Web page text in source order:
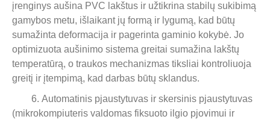
įrenginys aušina PVC lakštus ir užtikrina stabilų sukibimą
gamybos metu, išlaikant jų formą ir lygumą, kad būtų
sumažinta deformacija ir pagerinta gaminio kokybė. Jo
optimizuota aušinimo sistema greitai sumažina lakštų
temperatūrą, o traukos mechanizmas tiksliai kontroliuoja
greitį ir įtempimą, kad darbas būtų sklandus.
6. Automatinis pjaustytuvas ir skersinis pjaustytuvas
(mikrokompiuteris valdomas fiksuoto ilgio pjovimui ir